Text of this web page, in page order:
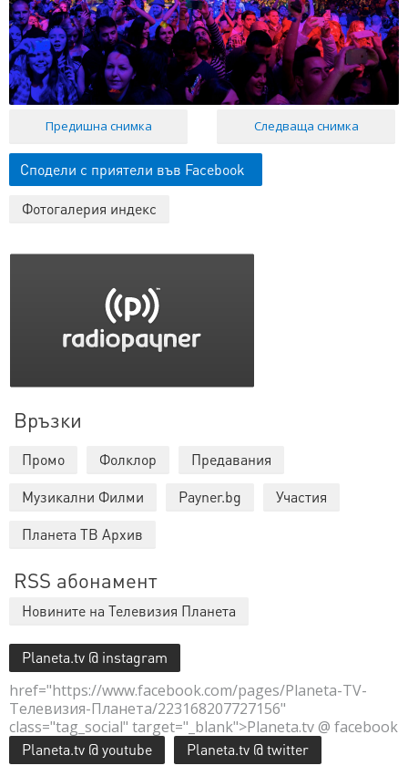
Предишна снимка Следваща снимка
Сподели с приятели във Facebook
Фотогалерия индекс
Връзки
Промо Фолклор
Предавания
Музикални Филми
Payner.bg
Участия
Планета ТВ Архив
RSS абонамент
Новините на Телевизия Планета
Planeta.tv @ instagram
href="https://www.facebook.com/pages/Planeta-TV-
Телевизия-Планета/223168207727156"
class="tag_social" target="_blank">Planeta.tv @ facebook
Planeta.tv @ youtube Planeta.tv @ twitter